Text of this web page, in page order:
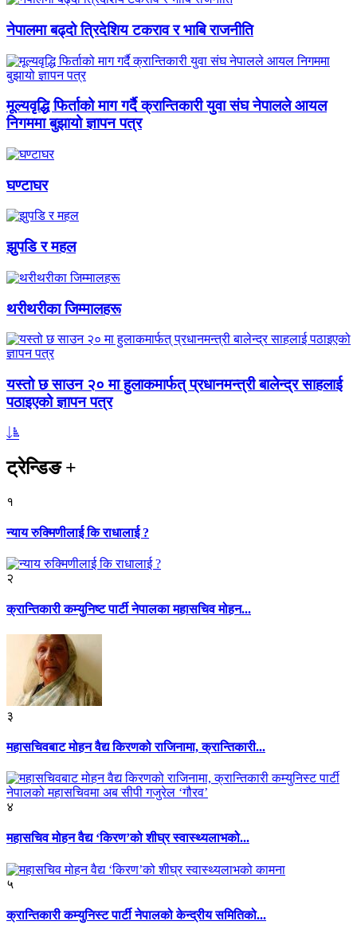
नेपालमा बढ्दो त्रिदेशिय टकराव र भाबि राजनीति
मूल्यवृद्धि फिर्ताको माग गर्दै क्रान्तिकारी युवा संघ नेपालले आयल
निगममा बुझायो ज्ञापन पत्र
घण्टाघर
झुपडि र महल
थरीथरीका जिम्मालहरू
यस्तो छ साउन २० मा हुलाकमार्फत् प्रधानमन्त्री बालेन्द्र साहलाई
पठाइएको ज्ञापन पत्र
ट्रेन्डिङ+
१
न्याय रुक्मिणीलाई कि राधालाई ?
२
क्रान्तिकारी कम्युनिष्ट पार्टी नेपालका महासचिव मोहन...
३
महासचिवबाट मोहन वैद्य किरणको राजिनामा, क्रान्तिकारी...
४
महासचिव मोहन वैद्य ‘किरण’को शीघ्र स्वास्थ्यलाभको...
५
क्रान्तिकारी कम्युनिस्ट पार्टी नेपालको केन्द्रीय समितिको...